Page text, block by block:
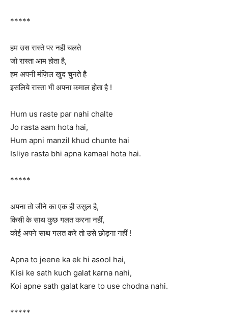
*****
हम उस रास्ते पर नही चलते
जो रास्ता आम होता है,
हम अपनी मंज़िल खुद चुनते है
इसलिये रास्ता भी अपना कमाल होता है !
Hum us raste par nahi chalte
Jo rasta aam hota hai,
Hum apni manzil khud chunte hai
Isliye rasta bhi apna kamaal hota hai.
*****
अपना तो जीने का एक ही उसूल है,
किसी के साथ कुछ गलत करना नहीं,
कोई अपने साथ गलत करे तो उसे छोड़ना नहीं !
Apna to jeene ka ek hi asool hai,
Kisi ke sath kuch galat karna nahi,
Koi apne sath galat kare to use chodna nahi.
*****